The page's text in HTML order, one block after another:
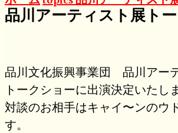
品川アーティスト展ト
品川文化振興事業団 品川アー
トークショーに出演決定いたし
対談のお相手はキャイ〜ンのウ
す。